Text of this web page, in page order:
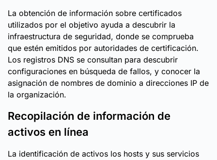
La obtención de información sobre certificados
utilizados por el objetivo ayuda a descubrir la
infraestructura de seguridad, donde se comprueba
que estén emitidos por autoridades de certificación.
Los registros DNS se consultan para descubrir
configuraciones en búsqueda de fallos, y conocer la
asignación de nombres de dominio a direcciones IP de
la organización.
Recopilación de información de
activos en línea
La identificación de activos los hosts y sus servicios